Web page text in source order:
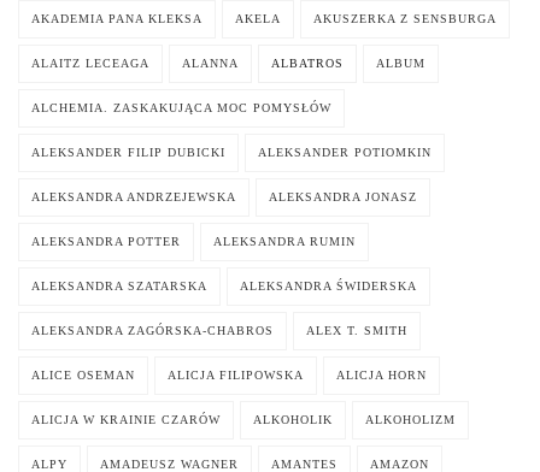
AKADEMIA PANA KLEKSA AKELA AKUSZERKA Z SENSBURGA
ALAITZ LECEAGA ALANNA ALBATROS ALBUM
ALCHEMIA. ZASKAKUJĄCA MOC POMYSŁÓW
ALEKSANDER FILIP DUBICKI ALEKSANDER POTIOMKIN
ALEKSANDRA ANDRZEJEWSKA ALEKSANDRA JONASZ
ALEKSANDRA POTTER ALEKSANDRA RUMIN
ALEKSANDRA SZATARSKA ALEKSANDRA ŚWIDERSKA
ALEKSANDRA ZAGÓRSKA-CHABROS ALEX T. SMITH
ALICE OSEMAN ALICJA FILIPOWSKA ALICJA HORN
ALICJA W KRAINIE CZARÓW ALKOHOLIK ALKOHOLIZM
ALPY AMADEUSZ WAGNER AMANTES AMAZON